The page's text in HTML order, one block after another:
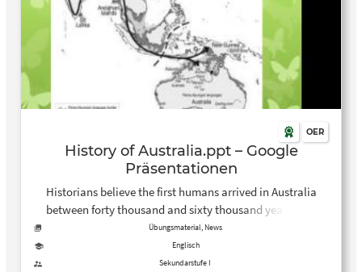
OER
History of Australia.ppt – Google
Präsentationen
Historians believe the first humans arrived in Australia
between forty thousand and sixty thousand years ago.
They traveled from Southeast Asia. They first settled in
northern Australia. They may have used boats or walked
across land that once connected Australia to Asia.
Übungsmaterial, News
Englisch
Sekundarstufe I